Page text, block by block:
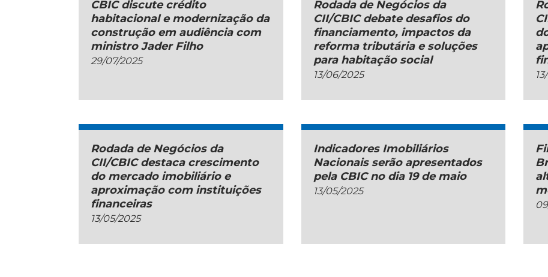
CBIC discute crédito
habitacional e modernização da
construção em audiência com
ministro Jader Filho
29/07/2025
Rodada de Negócios da
CII/CBIC debate desafios do
financiamento, impactos da
reforma tributária e soluções
para habitação social
13/06/2025
Rodada de Negócios da
CII/CBIC destaca crescimento
do mercado imobiliário e
aproximação com instituições
financeiras
13/05/2025
Indicadores Imobiliários
Nacionais serão apresentados
pela CBIC no dia 19 de maio
13/05/2025